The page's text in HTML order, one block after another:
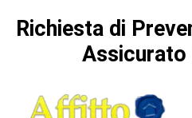
Richiesta di
Assicurato